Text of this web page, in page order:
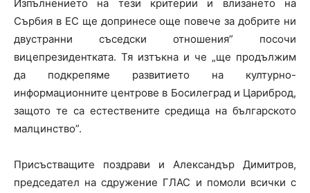
Изпълнението на тези критерии и влизането на
Сърбия в ЕС ще допринесе още повече за добрите ни
двустранни съседски отношения” посочи
вицепрезидентката. Тя изтъкна и че „ще продължим
да подкрепяме развитието на културно-
информационните центрове в Босилеград и Цариброд,
защото те са естествените средища на българското
малцинство”.
Присъстващите поздрави и Александър Димитров,
председател на сдружение ГЛАС и помоли всички с